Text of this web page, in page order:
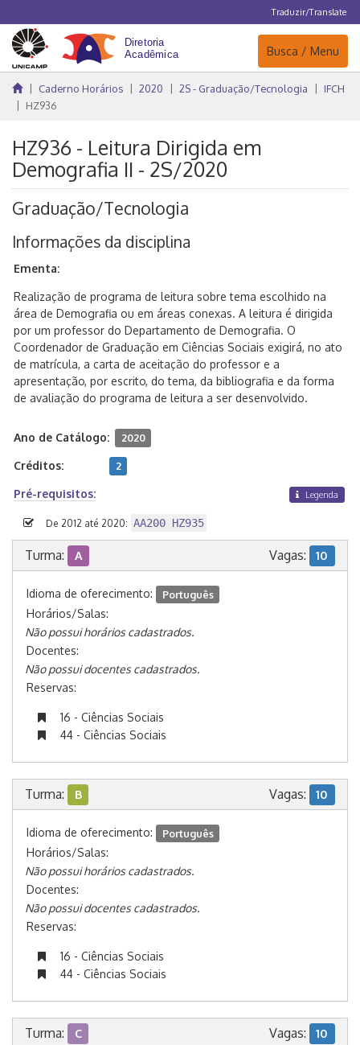
Traduzir/Translate
Navegação
Busca / Menu
Caderno Horários 2020 2S - Graduação/Tecnologia
IFCH
HZ936
HZ936 - Leitura Dirigida em
Demografia II - 2S/2020
Graduação/Tecnologia
Informações da disciplina
Ementa:
Realização de programa de leitura sobre tema escolhido na
área de Demografia ou em áreas conexas. A leitura é dirigida
por um professor do Departamento de Demografia. O
Coordenador de Graduação em Ciências Sociais exigirá, no ato
de matrícula, a carta de aceitação do professor e a
apresentação, por escrito, do tema, da bibliografia e da forma
de avaliação do programa de leitura a ser desenvolvido.
Ano de Catálogo: 2020
Créditos: 2
Pré-requisitos: Legenda
De 2012 até 2020: AA200 HZ935
Turma: A Vagas: 10
Idioma de oferecimento: Português
Horários/Salas:
Não possui horários cadastrados.
Docentes:
Não possui docentes cadastrados.
Reservas:
16 - Ciências Sociais
44 - Ciências Sociais
Turma: B Vagas: 10
Idioma de oferecimento: Português
Horários/Salas:
Não possui horários cadastrados.
Docentes:
Não possui docentes cadastrados.
Reservas:
16 - Ciências Sociais
44 - Ciências Sociais
Turma: C Vagas: 10